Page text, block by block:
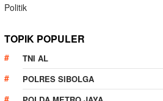
Politik
TOPIK POPULER
TNI AL
POLRES SIBOLGA